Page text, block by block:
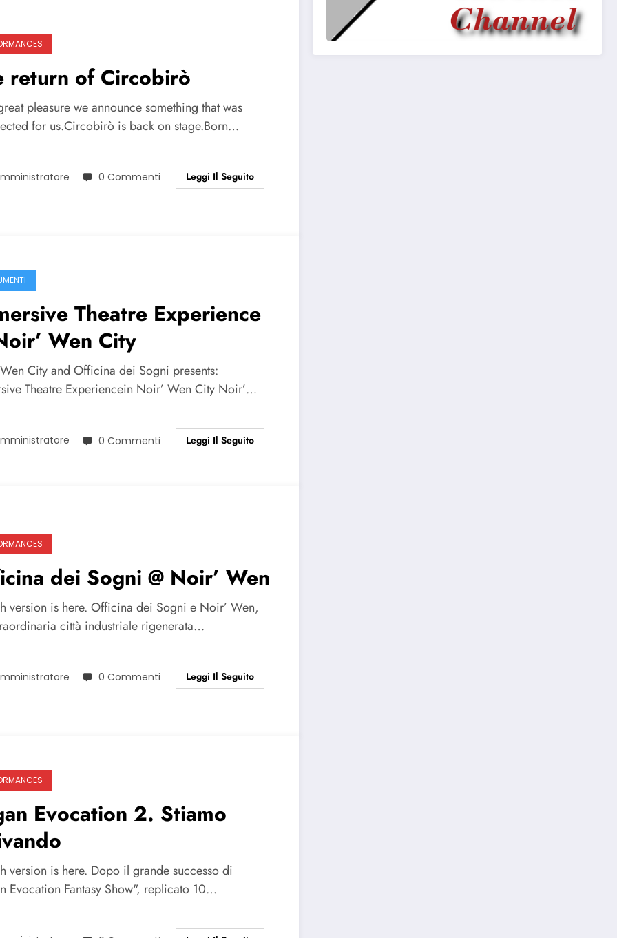
return of Circobirò
pleasure we announce something that was
for us.Circobirò is back on stage.Born…
0 Commenti Leggi Il Seguito
Theatre Experience
Wen City
City and Officina dei Sogni presents:
Theatre Experiencein Noir’ Wen City Noir’…
0 Commenti Leggi Il Seguito
dei Sogni @ Noir’ Wen
version is here. Officina dei Sogni e Noir’ Wen,
città industriale rigenerata…
0 Commenti Leggi Il Seguito
Evocation 2. Stiamo
version is here. Dopo il grande successo di
Evocation Fantasy Show", replicato 10…